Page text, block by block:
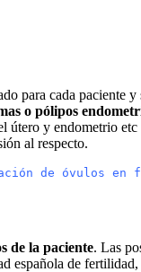
para cada paciente
o pólipos
útero y endometrio
al respecto.
de
de la paciente. Las
de